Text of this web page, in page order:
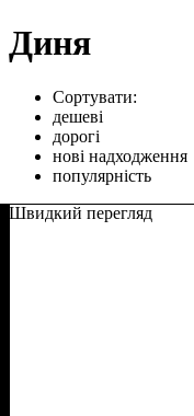
Диня
Сортувати:
дешеві
дорогі
нові надходження
популярність
Швидкий перегляд